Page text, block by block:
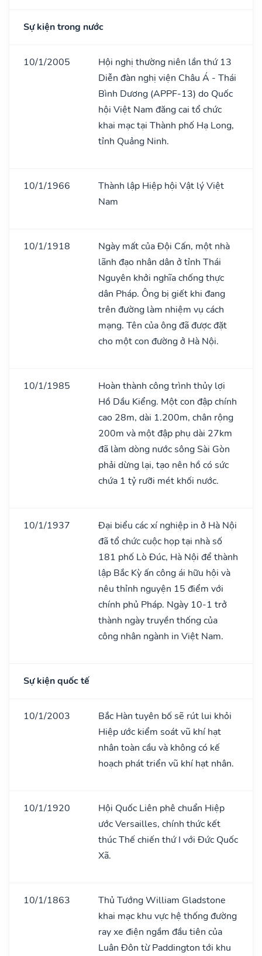
Sự kiện trong nước
10/1/2005
Hội nghị thường niên lần thứ 13
Diễn đàn nghị viện Châu Á - Thái
Bình Dương (APPF-13) do Quốc
hội Việt Nam đăng cai tổ chức
khai mạc tại Thành phố Hạ Long,
tỉnh Quảng Ninh.
10/1/1966
Thành lập Hiệp hội Vật lý Việt
Nam
10/1/1918
Ngày mất của Đội Cấn, một nhà
lãnh đạo nhân dân ở tỉnh Thái
Nguyên khởi nghĩa chống thực
dân Pháp. Ông bị giết khi đang
trên đường làm nhiệm vụ cách
mạng. Tên của ông đã được đặt
cho một con đường ở Hà Nội.
10/1/1985
Hoàn thành công trình thủy lợi
Hồ Dầu Kiểng. Một con đập chính
cao 28m, dài 1.200m, chân rộng
200m và một đập phụ dài 27km
đã làm dòng nước sông Sài Gòn
phải dừng lại, tạo nên hồ có sức
chứa 1 tỷ rưỡi mét khối nước.
10/1/1937
Đại biểu các xí nghiệp in ở Hà Nội
đã tổ chức cuộc họp tại nhà số
181 phố Lò Đúc, Hà Nội để thành
lập Bắc Kỳ ấn công ái hữu hội và
nêu thỉnh nguyện 15 điểm với
chính phủ Pháp. Ngày 10-1 trở
thành ngày truyền thống của
công nhân ngành in Việt Nam.
Sự kiện quốc tế
10/1/2003
Bắc Hàn tuyên bố sẽ rút lui khỏi
Hiệp ước kiểm soát vũ khí hạt
nhân toàn cầu và không có kế
hoạch phát triển vũ khí hạt nhân.
10/1/1920
Hội Quốc Liên phê chuẩn Hiệp
ước Versailles, chính thức kết
thúc Thế chiến thứ I với Đức Quốc
Xã.
10/1/1863
Thủ Tướng William Gladstone
khai mạc khu vực hệ thống đường
ray xe điện ngầm đầu tiên của
Luân Đôn từ Paddington tới khu